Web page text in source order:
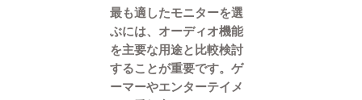
最も適したモニターを選
ぶには、オーディオ機能
を主要な用途と比較検討
することが重要です。ゲ
ーマーやエンターテイメ